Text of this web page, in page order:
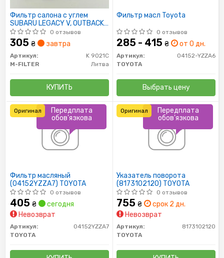
Фильтр салона с углем
SUBARU LEGACY V, OUTBACK,
TREZIA; TOYOTA AURIS,
AVENSIS
0 отзывов
305 ₴ завтра
Артикул:
K 9021C
M-FILTER
Литва
КУПИТЬ
Фильтр масл Toyota
0 отзывов
285 - 415 ₴ от 0 дн.
Артикул:
04152-YZZA6
TOYOTA
Выбрать цену
Фильтр масляный
(04152YZZA7) TOYOTA
0 отзывов
405 ₴
сегодня
Невозврат
Артикул:
04152YZZA7
TOYOTA
Передплата
обов'язкова
Оригинал
Указатель поворота
(8173102120) TOYOTA
0 отзывов
755 ₴
срок 2 дн.
Невозврат
Артикул:
8173102120
TOYOTA
Передплата
обов'язкова
Оригинал